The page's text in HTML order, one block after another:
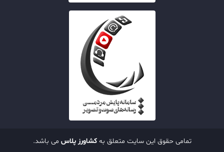
تمامی حقوق این سایت متعلق بهکشاورز پلاس می باشد.